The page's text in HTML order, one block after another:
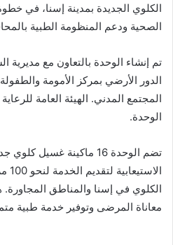
الكلوي الجديدة بمدينة إسنا، في
الصحية ودعم المنظومة الطبية
تم إنشاء الوحدة بالتعاون مع
الدور الأرضي بمركز الأمومة
المجتمع المدني. الهيئة العامة
الوحدة.
تضم الوحدة 16 ماكينة غسيل
الكلوي في إسنا والمناطق
معاناة المرضى وتوفير خدمة طبية